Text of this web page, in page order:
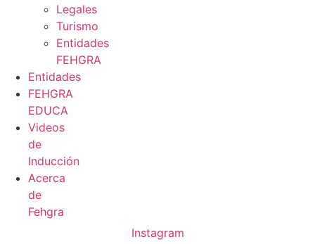
Legales
Turismo
Entidades
FEHGRA
Entidades
FEHGRA
EDUCA
Videos
de
Inducción
Acerca
de
Fehgra
Instagram